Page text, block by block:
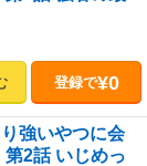
登録で¥0
強いやつに会
2話 いじめっ